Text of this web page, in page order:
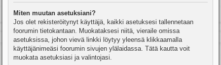
Miten muutan asetuksiani?
Jos olet rekisteröitynyt käyttäjä, kaikki asetuksesi tallennetaan
foorumin tietokantaan. Muokataksesi niitä, vieraile omissa
asetuksissa, johon vievä linkki löytyy yleensä klikkaamalla
käyttäjänimeäsi foorumin sivujen ylälaidassa. Tätä kautta voit
muokata asetuksiasi ja valintojasi.